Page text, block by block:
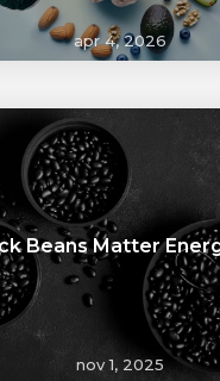
apr 4, 2026
Beans Matter
nov 1, 2025